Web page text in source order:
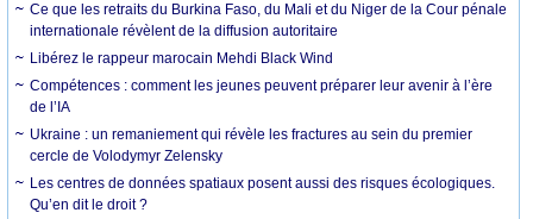
Ce que les retraits du Burkina Faso, du Mali et du Niger de la Cour pénale
internationale révèlent de la diffusion autoritaire
Libérez le rappeur marocain Mehdi Black Wind
Compétences : comment les jeunes peuvent préparer leur avenir à l’ère
de l’IA
Ukraine : un remaniement qui révèle les fractures au sein du premier
cercle de Volodymyr Zelensky
Les centres de données spatiaux posent aussi des risques écologiques.
Qu’en dit le droit ?